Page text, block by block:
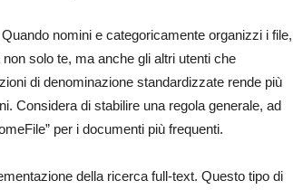
nomini e categoricamente organizzi i file,
solo te, ma anche gli altri utenti che
di denominazione standardizzate rende più
Considera di stabilire una regola generale, ad
per i documenti più frequenti.
della ricerca full-text. Questo tipo di